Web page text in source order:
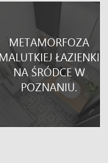
METAMORFOZA
MALUTKIEJ ŁAZIENKI
NA ŚRÓDCE W
POZNANIU.